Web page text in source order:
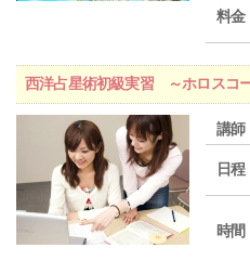
料金
西洋占星術初級実習 ～ホロスコ
講師
日程
時間